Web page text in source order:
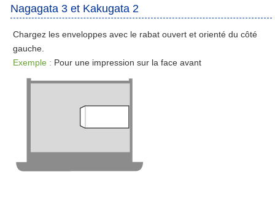
Nagagata 3 et Kakugata 2
Chargez les enveloppes avec le rabat ouvert et orienté du côté
gauche.
Exemple : Pour une impression sur la face avant